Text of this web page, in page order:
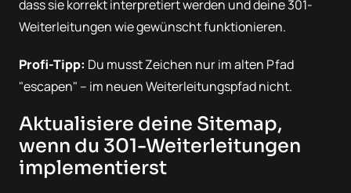
dass sie korrekt interpretiert werden und deine 301-
Weiterleitungen wie gewünscht funktionieren.
Profi-Tipp: Du musst Zeichen nur im alten Pfad
"escapen" – im neuen Weiterleitungspfad nicht.
Aktualisiere deine Sitemap,
wenn du 301-Weiterleitungen
implementierst